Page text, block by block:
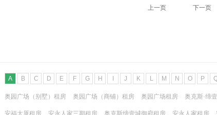
上一页 下一页
A B C D E F G H J K L M N O P
奥园广场（别墅）租房 奥园广场（商铺）租房 奥园广场租房 奥克斯·缔
安福大厦租房 安永人家三期租房 奥克斯缔壹城御府租房 安永人家租房